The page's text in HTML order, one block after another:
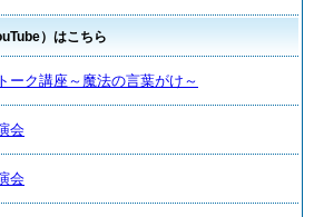
）はこちら
ーク講座～魔法の言葉がけ～
会
会